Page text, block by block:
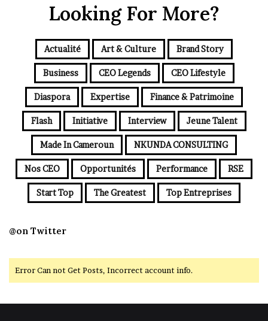
Looking For More?
Actualité Art & Culture Brand Story
Business CEO Legends CEO Lifestyle
Diaspora Expertise Finance & Patrimoine
Flash Initiative Interview Jeune Talent
Made In Cameroun NKUNDA CONSULTING
Nos CEO Opportunités Performance RSE
Start Top The Greatest Top Entreprises
@on Twitter
Error Can not Get Posts, Incorrect account info.